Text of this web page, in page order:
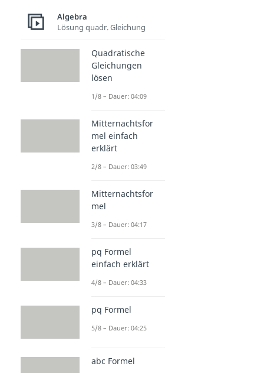
Algebra
Lösung quadr. Gleichung
Quadratische
Gleichungen
lösen
1/8 – Dauer: 04:09
Mitternachtsfor
mel einfach
erklärt
2/8 – Dauer: 03:49
Mitternachtsfor
mel
3/8 – Dauer: 04:17
pq Formel
einfach erklärt
4/8 – Dauer: 04:33
pq Formel
5/8 – Dauer: 04:25
abc Formel